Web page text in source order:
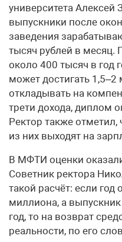
университета Алексей
выпускники после
заведения
тысяч рублей в месяц.
около 400 тысяч в год
может достигать
откладывать на
трети дохода, диплом
Ректор также отметил,
из них выходят на
В МФТИ оценки
Советник ректора
такой расчёт: если год
миллиона, а
год, то на возврат
реальности, по его